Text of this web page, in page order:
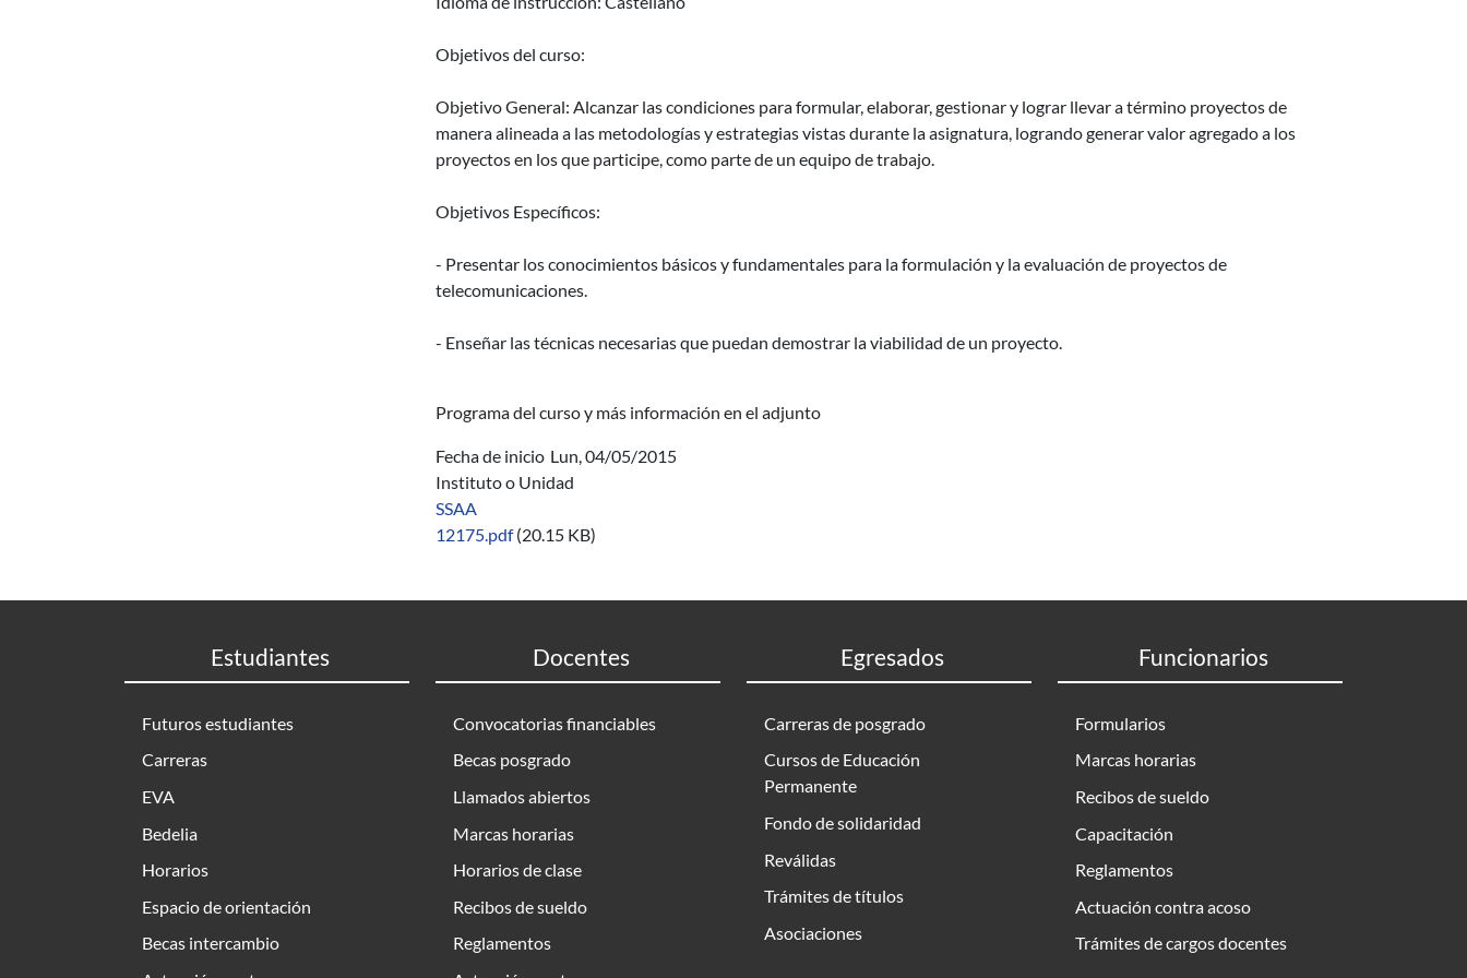
Objetivos del curso:
Objetivo General: Alcanzar las condiciones para formular, elaborar, gestionar y lograr llevar a término proyectos de
manera alineada a las metodologías y estrategias vistas durante la asignatura, logrando generar valor agregado a los
proyectos en los que participe, como parte de un equipo de trabajo.
Objetivos Específicos:
- Presentar los conocimientos básicos y fundamentales para la formulación y la evaluación de proyectos de
telecomunicaciones.
- Enseñar las técnicas necesarias que puedan demostrar la viabilidad de un proyecto.
Programa del curso y más información en el adjunto
Fecha de inicio Lun, 04/05/2015
Instituto o Unidad
SSAA
12175.pdf (20.15 KB)
Estudiantes
Futuros estudiantes
Carreras
EVA
Bedelia
Horarios
Espacio de orientación
Becas intercambio
Docentes
Convocatorias financiables
Becas posgrado
Llamados abiertos
Marcas horarias
Horarios de clase
Recibos de sueldo
Reglamentos
Egresados
Carreras de posgrado
Cursos de Educación
Permanente
Fondo de solidaridad
Reválidas
Trámites de títulos
Asociaciones
Funcionarios
Formularios
Marcas horarias
Recibos de sueldo
Capacitación
Reglamentos
Actuación contra acoso
Trámites de cargos docentes